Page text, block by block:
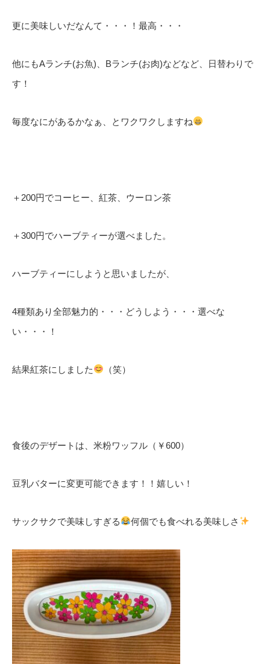
更に美味しいだなんて・・・！最高・・・
他にもAランチ(お魚)、Bランチ(お肉)などなど、日替わりで
す！
毎度なにがあるかなぁ、とワクワクしますね
＋200円でコーヒー、紅茶、ウーロン茶
＋300円でハーブティーが選べました。
ハーブティーにしようと思いましたが、
4種類あり全部魅力的・・・どうしよう・・・選べな
い・・・！
結果紅茶にしました （笑）
食後のデザートは、米粉ワッフル（￥600）
豆乳バターに変更可能できます！！嬉しい！
サックサクで美味しすぎる 何個でも食べれる美味しさ